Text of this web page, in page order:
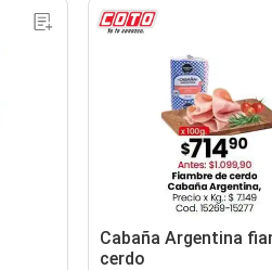
Cabaña Argentina
cerdo